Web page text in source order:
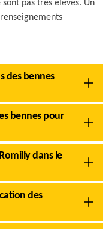
pas très élevés. Un
des bennes
bennes pour
dans le
des